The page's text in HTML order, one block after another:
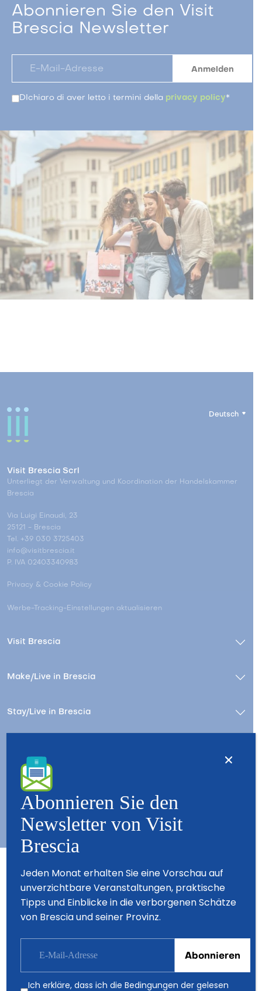
Abonnieren Sie den Visit
Brescia Newsletter
DIchiaro di aver letto i termini della privacy policy*
Deutsch
Visit Brescia Scrl
Unterliegt der Verwaltung und Koordination der Handelskammer
Brescia
Via Luigi Einaudi, 23
25121 - Brescia
Tel. +39 030 3725403
info@visitbrescia.it
P. IVA 02403340983
Privacy & Cookie Policy
Werbe-Tracking-Einstellungen aktualisieren
Visit Brescia
Make/Live in Brescia
Stay/Live in Brescia
KontactWer wir sind – Besuchen Sie Brescia
Copyright © 2026 - All Rights Reserved - Visit Brescia
Abonnieren Sie den
Newsletter von Visit
Brescia
Jeden Monat erhalten Sie eine Vorschau auf
unverzichtbare Veranstaltungen, praktische
Tipps und Einblicke in die verborgenen Schätze
von Brescia und seiner Provinz.
Ich erkläre, dass ich die Bedingungen der gelesen